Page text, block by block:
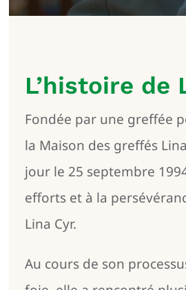
L’histoire de
Fondée par une greffée
la Maison des greffés
jour le 25 septembre
efforts et à la
Lina Cyr.
Au cours de son